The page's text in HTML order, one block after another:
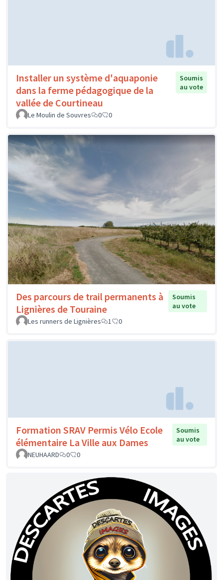
Installer un système d'aquaponie
dans la ferme pédagogique de la
vallée de Courtineau
Soumis
au vote
Le Moulin de Souvres 0 0
Des parcours de trail permanents à
Lignières de Touraine
Soumis
au vote
Les runners de Lignières
1 0
Formation SRAV Permis Vélo Ecole
élémentaire La Ville aux Dames
Soumis
au vote
NEUHAARD
0 0